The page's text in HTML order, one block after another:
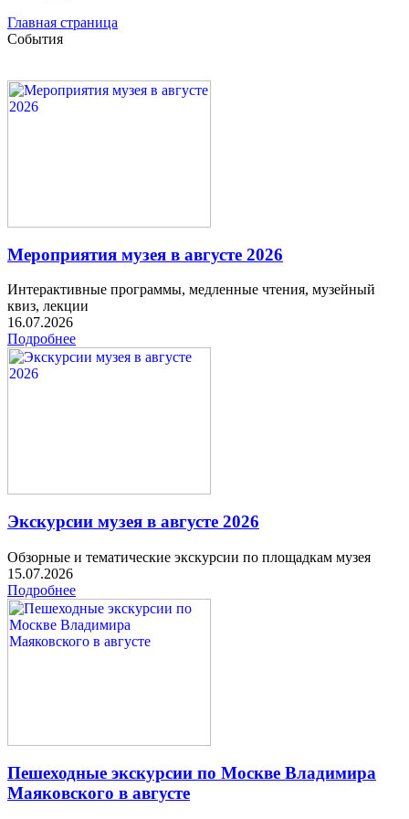
Главная страница
События
Мероприятия музея в августе 2026
Интерактивные программы, медленные чтения, музейный
квиз, лекции
16.07.2026
Подробнее
Экскурсии музея в августе 2026
Обзорные и тематические экскурсии по площадкам музея
15.07.2026
Подробнее
Пешеходные экскурсии по Москве Владимира
Маяковского в августе